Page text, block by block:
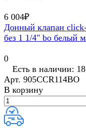
6 004₽
Донный клапан
без 1 1/4" bo белый
0
Есть в наличии: 18
Арт. 905CCR114BO
В корзину